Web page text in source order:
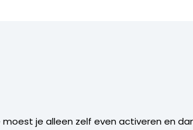
je alleen zelf even activeren en